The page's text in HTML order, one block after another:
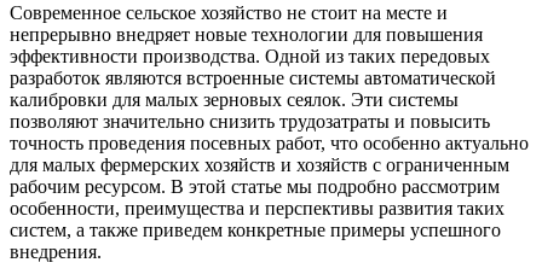
Современное сельское хозяйство не стоит на месте и
непрерывно внедряет новые технологии для повышения
эффективности производства. Одной из таких передовых
разработок являются встроенные системы автоматической
калибровки для малых зерновых сеялок. Эти системы
позволяют значительно снизить трудозатраты и повысить
точность проведения посевных работ, что особенно актуально
для малых фермерских хозяйств и хозяйств с ограниченным
рабочим ресурсом. В этой статье мы подробно рассмотрим
особенности, преимущества и перспективы развития таких
систем, а также приведем конкретные примеры успешного
внедрения.